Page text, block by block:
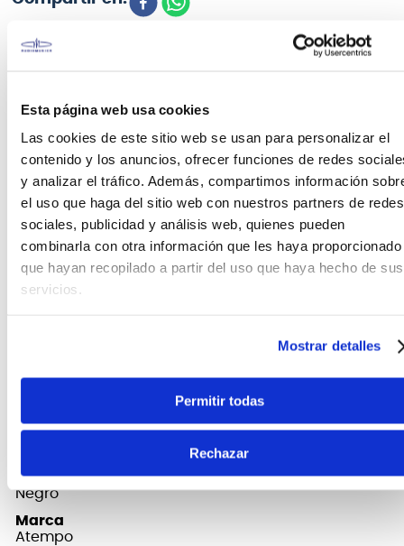
Esta página web usa cookies
Las cookies de este sitio web se usan para personalizar el
contenido y los anuncios, ofrecer funciones de redes
y analizar el tráfico. Además, compartimos información
el uso que haga del sitio web con nuestros partners de redes
sociales, publicidad y análisis web, quienes pueden
combinarla con otra información que les haya proporcionado
que hayan recopilado a partir del uso que haya hecho de sus
servicios.
Mostrar detalles
Permitir todas
Rechazar
Cajón Atempo ATCCNEG
Cajón con el sonido tradicional peruano.
Este cajones no llevan cuerdas.
Se usan para acompañar ritmos criollos y
afroperuanos.
Todos nuestros cajones tienen un trabajo artesanal,
FICHA TÉCNICA Y DIMENSIONES
Material
Color
Negro
Marca
Atempo